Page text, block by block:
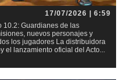
17/07/2026 | 6:59
10.2: Guardianes de las
nuevos personajes y
los jugadores La distribuidora
lanzamiento oficial del Acto...